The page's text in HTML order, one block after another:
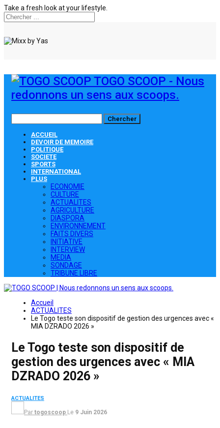
Take a fresh look at your lifestyle.
TOGO SCOOP - Nous
redonnons un sens aux scoops.
ACCUEIL
DEVOIR DE MEMOIRE
POLITIQUE
SOCIETE
SPORTS
INTERNATIONAL
PLUS
ECONOMIE
CULTURE
ACTUALITES
AGRICULTURE
DIASPORA
ENVIRONNEMENT
FAITS DIVERS
INITIATIVE
INTERVIEW
MEDIA
SONDAGE
TRIBUNE LIBRE
Accueil
ACTUALITES
Le Togo teste son dispositif de gestion des urgences avec «
MIA DZRADO 2026 »
Le Togo teste son dispositif de
gestion des urgences avec « MIA
DZRADO 2026 »
ACTUALITES
Par togoscoop Le 9 Juin 2026